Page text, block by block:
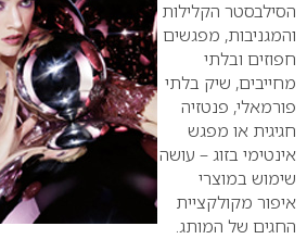
הסילבסטר הקלילות
והמגניבות, מפגשים
חפוזים ובלתי
מחייבים, שיק בלתי
פורמאלי, פנטזיה
חגיגית או מפגש
אינטימי בזוג – עושה
שימוש במוצרי
איפור מקולקציית
החגים של המותג.